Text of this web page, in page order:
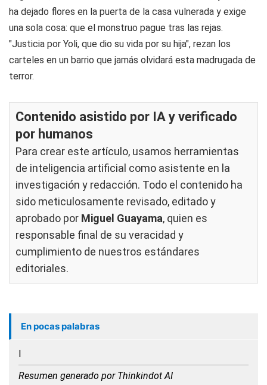
ha dejado flores en la puerta de la casa vulnerada y exige
una sola cosa: que el monstruo pague tras las rejas.
"Justicia por Yoli, que dio su vida por su hija", rezan los
carteles en un barrio que jamás olvidará esta madrugada de
terror.
Contenido asistido por IA y verificado
por humanos
Para crear este artículo, usamos herramientas
de inteligencia artificial como asistente en la
investigación y redacción. Todo el contenido ha
sido meticulosamente revisado, editado y
aprobado por Miguel Guayama, quien es
responsable final de su veracidad y
cumplimiento de nuestros estándares
editoriales.
En pocas palabras
l
Resumen generado por Thinkindot AI